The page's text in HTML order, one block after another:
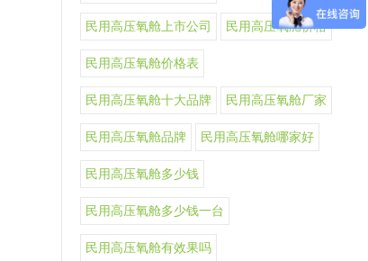
民用高压氧舱上市公司 民用高压氧舱价格
民用高压氧舱价格表
民用高压氧舱十大品牌 民用高压氧舱厂家
民用高压氧舱品牌 民用高压氧舱哪家好
民用高压氧舱多少钱
民用高压氧舱多少钱一台
民用高压氧舱有效果吗